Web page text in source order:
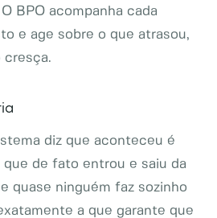
BPO acompanha cada
e age sobre o que atrasou,
cresça.
diz que aconteceu é
de fato entrou e saiu da
quase ninguém faz sozinho
a que garante que